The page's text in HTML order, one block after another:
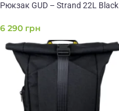
Рюкзак GUD – Strand 22L Black
6 290 грн